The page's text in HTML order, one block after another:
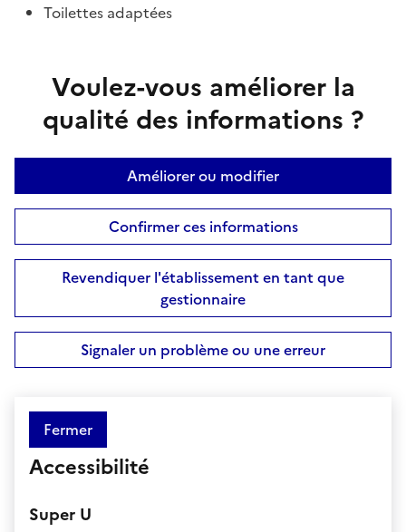
Toilettes adaptées
Voulez-vous améliorer la
qualité des informations ?
Améliorer ou modifier
Confirmer ces informations
Revendiquer l'établissement en tant que
gestionnaire
Signaler un problème ou une erreur
Fermer
Accessibilité
Super U